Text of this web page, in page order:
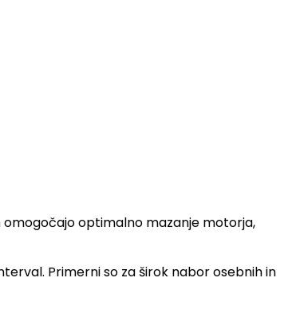
omogočajo optimalno mazanje motorja,
Primerni so za širok nabor osebnih in